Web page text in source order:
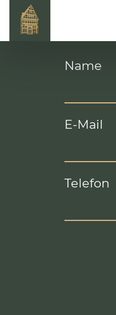
Name
E-Mail
Telefon